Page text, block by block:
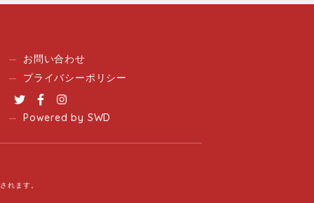
お問い合わせ
プライバシーポリシー
TwitterFacebook
Powered by SWD
れます。